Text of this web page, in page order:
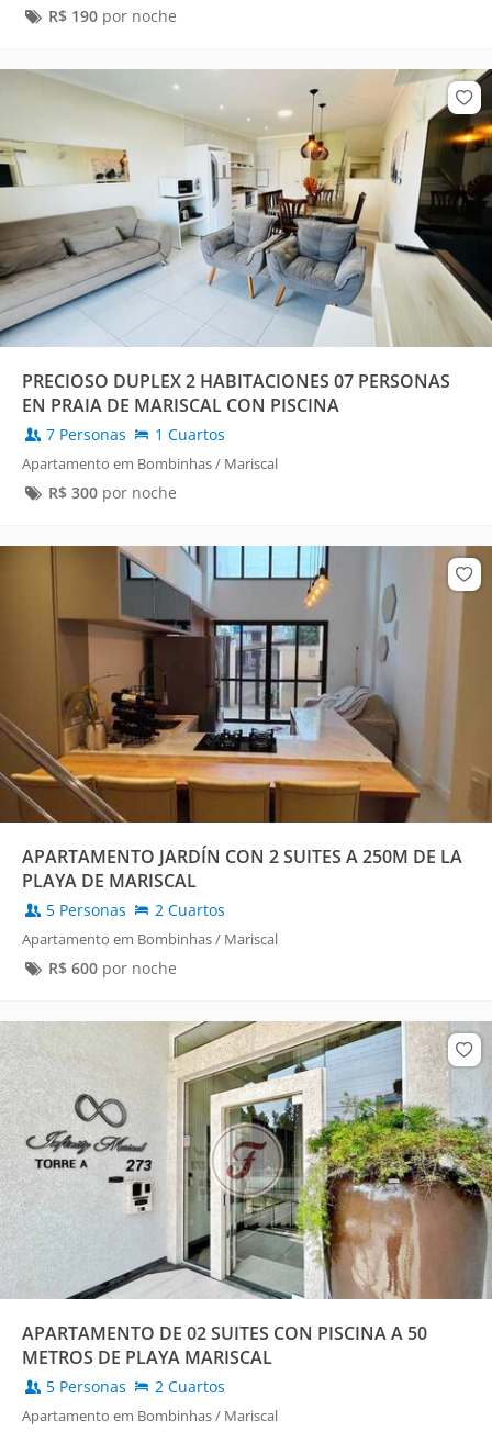
R$ 190por noche
PRECIOSO DUPLEX 2 HABITACIONES 07 PERSONAS
EN PRAIA DE MARISCAL CON PISCINA
7 Personas 1 Cuartos
Apartamento em Bombinhas / Mariscal
R$ 300por noche
APARTAMENTO JARDÍN CON 2 SUITES A 250M DE LA
PLAYA DE MARISCAL
5 Personas 2 Cuartos
Apartamento em Bombinhas / Mariscal
R$ 600por noche
APARTAMENTO DE 02 SUITES CON PISCINA A 50
METROS DE PLAYA MARISCAL
5 Personas 2 Cuartos
Apartamento em Bombinhas / Mariscal